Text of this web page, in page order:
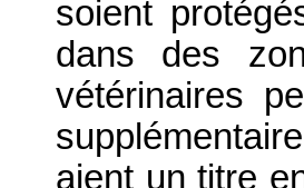
soient
dans des
vétérinaires
aient un titre